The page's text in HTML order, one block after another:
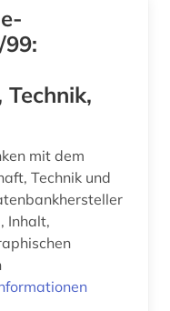
mit dem
Technik und
Inhalt,